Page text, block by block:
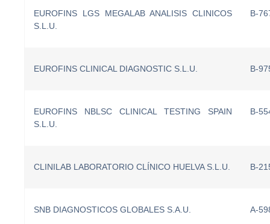
EUROFINS LGS MEGALAB ANALISIS CLINICOS
S.L.U.
B-
EUROFINS CLINICAL DIAGNOSTIC S.L.U. B-
EUROFINS NBLSC CLINICAL TESTING SPAIN
S.L.U.
B-
CLINILAB LABORATORIO CLÍNICO HUELVA S.L.U. B-
SNB DIAGNOSTICOS GLOBALES S.A.U. A-